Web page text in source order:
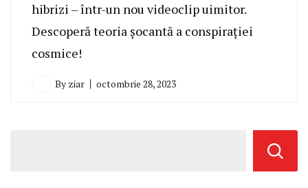
hibrizi – într-un nou videoclip uimitor.
Descoperă teoria șocantă a conspirației
cosmice!
By ziar octombrie 28, 2023